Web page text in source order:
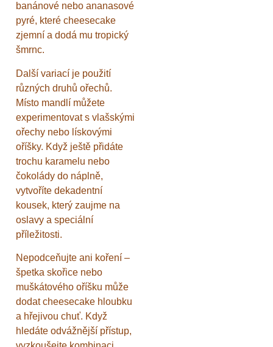
banánové nebo ananasové
pyré, které cheesecake
zjemní a dodá mu tropický
šmrnc.
Další variací je použití
různých druhů ořechů.
Místo mandlí můžete
experimentovat s vlašskými
ořechy nebo lískovými
oříšky. Když ještě přidáte
trochu karamelu nebo
čokolády do náplně,
vytvoříte dekadentní
kousek, který zaujme na
oslavy a speciální
příležitosti.
Nepodceňujte ani koření –
špetka skořice nebo
muškátového oříšku může
dodat cheesecake hloubku
a hřejivou chuť. Když
hledáte odvážnější přístup,